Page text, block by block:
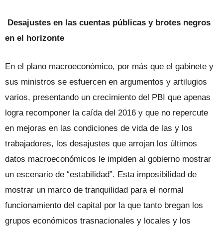
Desajustes en las cuentas públicas y brotes negros
en el horizonte
En el plano macroeconómico, por más que el gabinete y
sus ministros se esfuercen en argumentos y artilugios
varios, presentando un crecimiento del PBI que apenas
logra recomponer la caída del 2016 y que no repercute
en mejoras en las condiciones de vida de las y los
trabajadores, los desajustes que arrojan los últimos
datos macroeconómicos le impiden al gobierno mostrar
un escenario de “estabilidad”. Esta imposibilidad de
mostrar un marco de tranquilidad para el normal
funcionamiento del capital por la que tanto bregan los
grupos económicos trasnacionales y locales y los